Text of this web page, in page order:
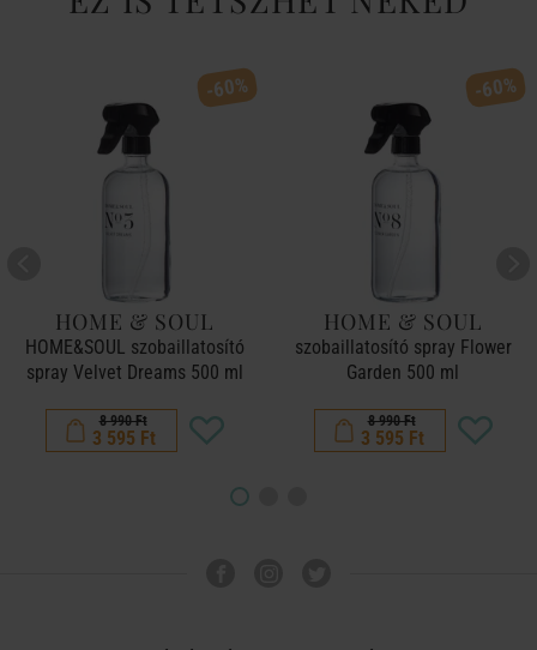
-60%
HOME & SOUL
HOME&SOUL szobaillatosító
spray Velvet Dreams 500 ml
8 990 Ft
3 595 Ft
-60%
HOME & SOUL
szobaillatosító spray Flower
Garden 500 ml
8 990 Ft
3 595 Ft